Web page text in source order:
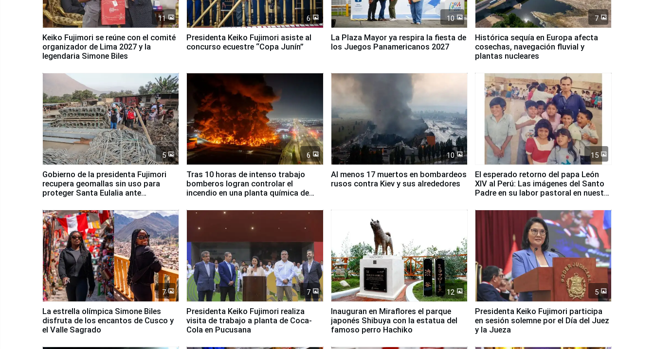
11
Keiko Fujimori se reúne con el comité
organizador de Lima 2027 y la
legendaria Simone Biles
6
Presidenta Keiko Fujimori asiste al
concurso ecuestre “Copa Junín”
10
La Plaza Mayor ya respira la fiesta de
los Juegos Panamericanos 2027
7
Histórica sequía en Europa afecta
cosechas, navegación fluvial y
plantas nucleares
5
Gobierno de la presidenta Fujimori
recupera geomallas sin uso para
proteger Santa Eulalia ante
6
Tras 10 horas de intenso trabajo
bomberos logran controlar el
incendio en una planta química de
10
Al menos 17 muertos en bombardeos
rusos contra Kiev y sus alrededores
15
El esperado retorno del papa León
XIV al Perú: Las imágenes del Santo
Padre en su labor pastoral en nuestro
7
La estrella olímpica Simone Biles
disfruta de los encantos de Cusco y
el Valle Sagrado
7
Presidenta Keiko Fujimori realiza
visita de trabajo a planta de Coca-
Cola en Pucusana
12
Inauguran en Miraflores el parque
japonés Shibuya con la estatua del
famoso perro Hachiko
5
Presidenta Keiko Fujimori participa
en sesión solemne por el Día del Juez
y la Jueza